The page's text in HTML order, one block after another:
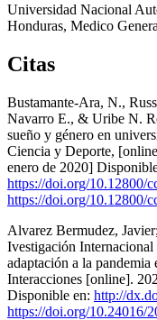
Universidad Nacional
Honduras, Medico
Citas
Bustamante-Ara, N.,
Navarro E., & Uribe N.
sueño y género en
Ciencia y Deporte,
enero de 2020]
https://doi.org/10.12800/
https://doi.org/10.12800/
Alvarez Bermudez,
Ivestigación
adaptación a la
Interacciones [online].
Disponible en: http://
https://doi.org/10.24016/